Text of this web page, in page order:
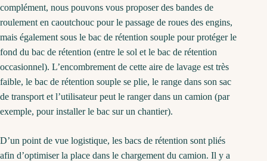
complément, nous pouvons vous proposer des bandes de
roulement en caoutchouc pour le passage de roues des engins,
mais également sous le bac de rétention souple pour protéger le
fond du bac de rétention (entre le sol et le bac de rétention
occasionnel). L’encombrement de cette aire de lavage est très
faible, le bac de rétention souple se plie, le range dans son sac
de transport et l’utilisateur peut le ranger dans un camion (par
exemple, pour installer le bac sur un chantier).
D’un point de vue logistique, les bacs de rétention sont pliés
afin d’optimiser la place dans le chargement du camion. Il y a